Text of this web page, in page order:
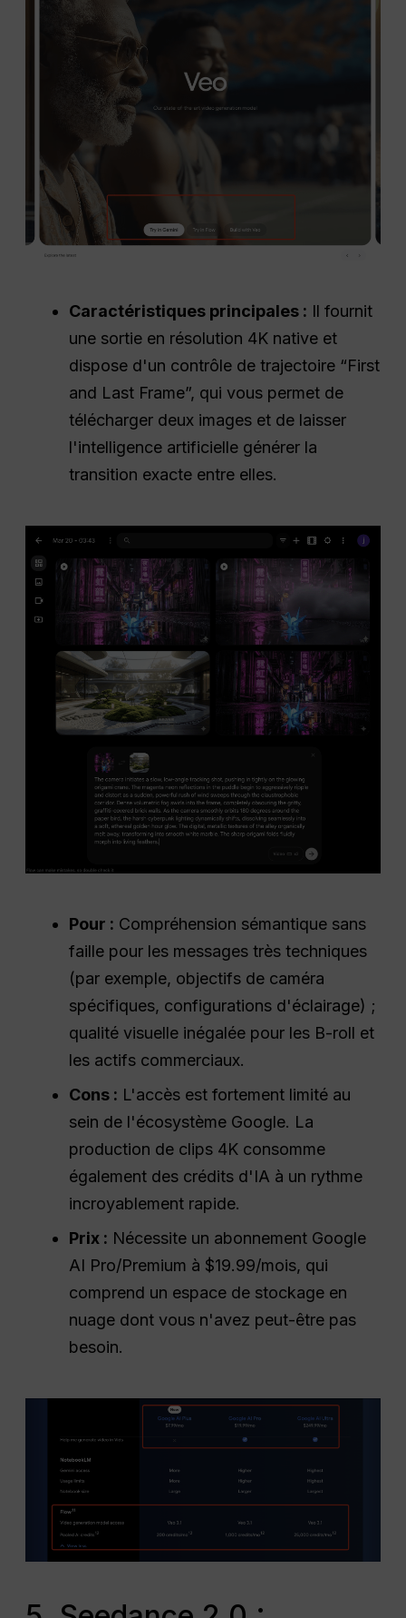
Caractéristiques principales : Il fournit
une sortie en résolution 4K native et
dispose d'un contrôle de trajectoire “First
and Last Frame”, qui vous permet de
télécharger deux images et de laisser
l'intelligence artificielle générer la
transition exacte entre elles.
Pour : Compréhension sémantique sans
faille pour les messages très techniques
(par exemple, objectifs de caméra
spécifiques, configurations d'éclairage) ;
qualité visuelle inégalée pour les B-roll et
les actifs commerciaux.
Cons : L'accès est fortement limité au
sein de l'écosystème Google. La
production de clips 4K consomme
également des crédits d'IA à un rythme
incroyablement rapide.
Prix : Nécessite un abonnement Google
AI Pro/Premium à $19.99/mois, qui
comprend un espace de stockage en
nuage dont vous n'avez peut-être pas
besoin.